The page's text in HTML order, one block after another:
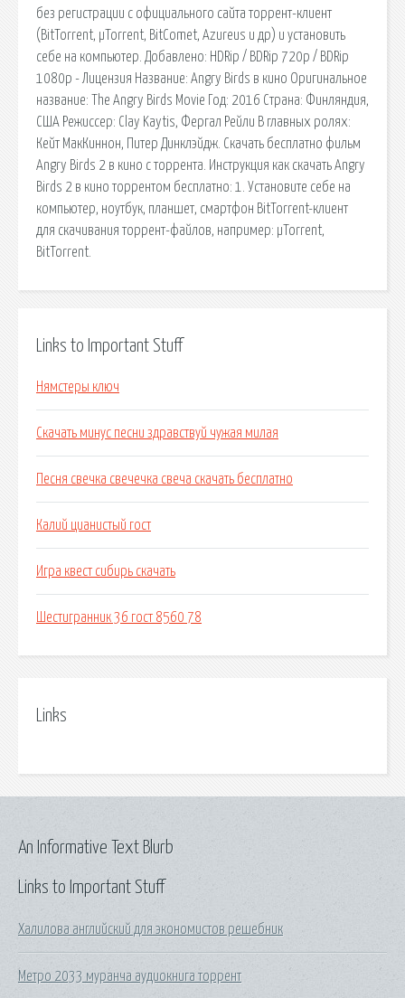
без регистрации с официального сайта торрент-клиент
(BitTorrent, µTorrent, BitComet, Azureus и др) и установить
себе на компьютер. Добавлено: HDRip / BDRip 720p / BDRip
1080p - Лицензия Название: Angry Birds в кино Оригинальное
название: The Angry Birds Movie Год: 2016 Страна: Финляндия,
США Режиссер: Clay Kaytis, Фергал Рейли В главных ролях:
Кейт МакКиннон, Питер Динклэйдж. Скачать бесплатно фильм
Angry Birds 2 в кино c торрента. Инструкция как скачать Angry
Birds 2 в кино торрентом бесплатно: 1. Установите себе на
компьютер, ноутбук, планшет, смартфон BitTorrent-клиент
для скачивания торрент-файлов, например: µTorrent,
BitTorrent.
Links to Important Stuff
Нямстеры ключ
Скачать минус песни здравствуй чужая милая
Песня свечка свечечка свеча скачать бесплатно
Калий цианистый гост
Игра квест сибирь скачать
Шестигранник 36 гост 8560 78
Links
Links to Important Stuff
Халилова английский для экономистов решебник
Метро 2033 муранча аудиокнига торрент
An Informative Text Blurb